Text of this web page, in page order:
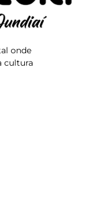
onde
cultura